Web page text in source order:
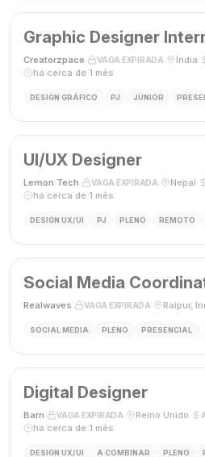
Graphic Designer
Creatorzpace VAGA EXPIRADA Índia
há cerca de 1 mês
DESIGN GRÁFICO PJ JÚNIOR
UI/UX Designer
Lemon Tech VAGA EXPIRADA Nepal
há cerca de 1 mês
DESIGN UX/UI PJ PLENO REMOTO
Realwaves VAGA EXPIRADA Raipur,
SOCIAL MEDIA PLENO PRESENCIAL
Digital Designer
Barn VAGA EXPIRADA Reino Unido
há cerca de 1 mês
DESIGN UX/UI A COMBINAR PLENO